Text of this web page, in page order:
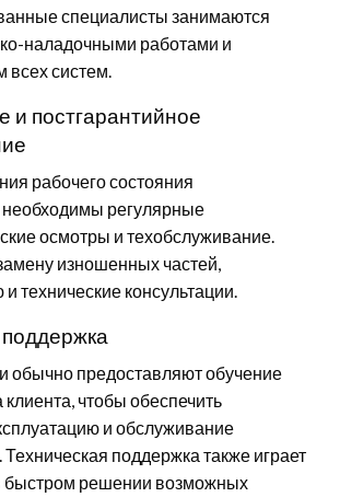
специалисты занимаются
наладочными работами и
всех систем.
и постгарантийное
рабочего состояния
регулярные
осмотры и техобслуживание.
изношенных частей,
технические консультации.
обычно предоставляют обучение
чтобы обеспечить
и обслуживание
поддержка также играет
быстром решении возможных